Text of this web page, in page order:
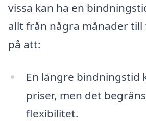
vissa kan ha en
allt från några månader till
på att:
En längre bindningstid
priser, men det
flexibilitet.